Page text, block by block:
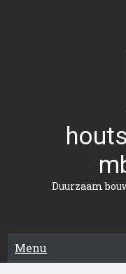
Duurzaam
Menu